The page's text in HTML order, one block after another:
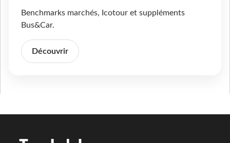
Benchmarks marchés, Icotour et suppléments
Bus&Car.
Découvrir